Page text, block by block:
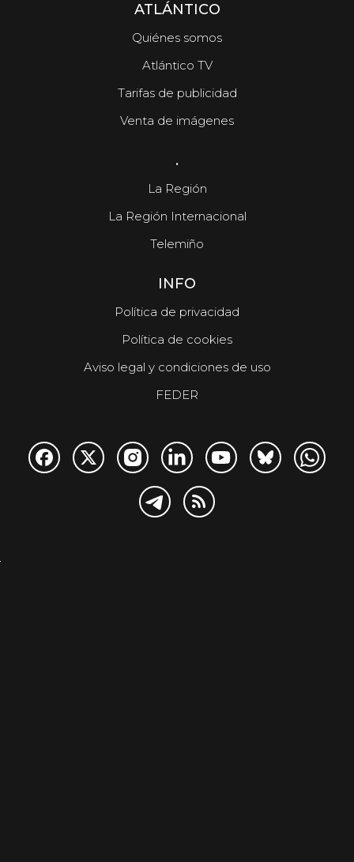
ATLÁNTICO
Quiénes somos
Atlántico TV
Tarifas de publicidad
Venta de imágenes
.
La Región
La Región Internacional
Telemiño
INFO
Política de privacidad
Política de cookies
Aviso legal y condiciones de uso
FEDER